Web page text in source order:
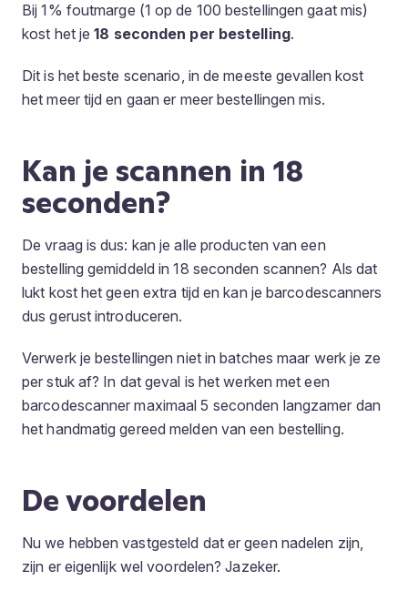
Bij 1% foutmarge (1 op de 100 bestellingen gaat mis)
kost het je18 seconden per bestelling.
Dit is het beste scenario, in de meeste gevallen kost
het meer tijd en gaan er meer bestellingen mis.
Kan je scannen in 18
seconden?
De vraag is dus: kan je alle producten van een
bestelling gemiddeld in 18 seconden scannen? Als dat
lukt kost het geen extra tijd en kan je barcodescanners
dus gerust introduceren.
Verwerk je bestellingen niet in batches maar werk je ze
per stuk af? In dat geval is het werken met een
barcodescanner maximaal 5 seconden langzamer dan
het handmatig gereed melden van een bestelling.
De voordelen
Nu we hebben vastgesteld dat er geen nadelen zijn,
zijn er eigenlijk wel voordelen? Jazeker.